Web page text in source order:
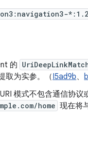
的
取为实参。（I5ad9b、
模式不包含通信协议
home 现在将